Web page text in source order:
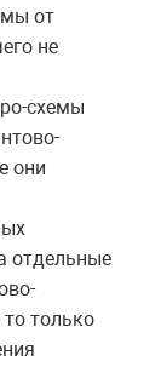
от
не
схемы
они
отдельные
только